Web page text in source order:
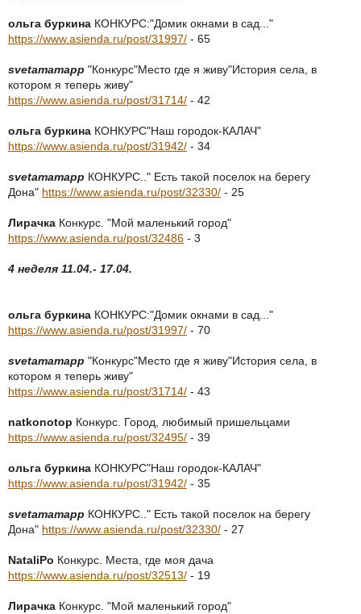
ольга буркина КОНКУРС:"Домик окнами в сад..."
https://www.asienda.ru/post/31997/ - 65
svetamamapp "Конкурс"Место где я живу"История села, в
котором я теперь живу"
https://www.asienda.ru/post/31714/ - 42
ольга буркина КОНКУРС"Наш городок-КАЛАЧ"
https://www.asienda.ru/post/31942/ - 34
svetamamapp КОНКУРС.." Есть такой поселок на берегу
Дона" https://www.asienda.ru/post/32330/ - 25
Лирачка Конкурс. "Мой маленький город"
https://www.asienda.ru/post/32486 - 3
4 неделя 11.04.- 17.04.
ольга буркина КОНКУРС:"Домик окнами в сад..."
https://www.asienda.ru/post/31997/ - 70
svetamamapp "Конкурс"Место где я живу"История села, в
котором я теперь живу"
https://www.asienda.ru/post/31714/ - 43
natkonotop Конкурс. Город, любимый пришельцами
https://www.asienda.ru/post/32495/ - 39
ольга буркина КОНКУРС"Наш городок-КАЛАЧ"
https://www.asienda.ru/post/31942/ - 35
svetamamapp КОНКУРС.." Есть такой поселок на берегу
Дона" https://www.asienda.ru/post/32330/ - 27
NataliPo Конкурс. Места, где моя дача
https://www.asienda.ru/post/32513/ - 19
Лирачка Конкурс. "Мой маленький город"